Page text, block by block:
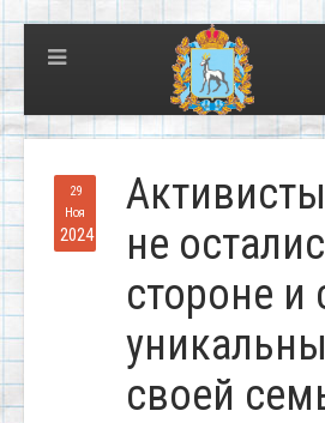
29
Ноя
2024
не
стороне и
своей